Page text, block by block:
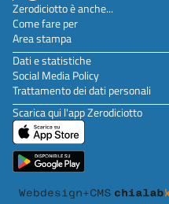
Zerodiciotto è anche...
Come fare per
Area stampa
Dati e statistiche
Social Media Policy
Trattamento dei dati personali
Scarica qui l'app Zerodiciotto